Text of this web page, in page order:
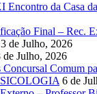
da Casa
Final – Rec.
de Julho, 2026
de Julho, 2026
Concursal Comum
6 de